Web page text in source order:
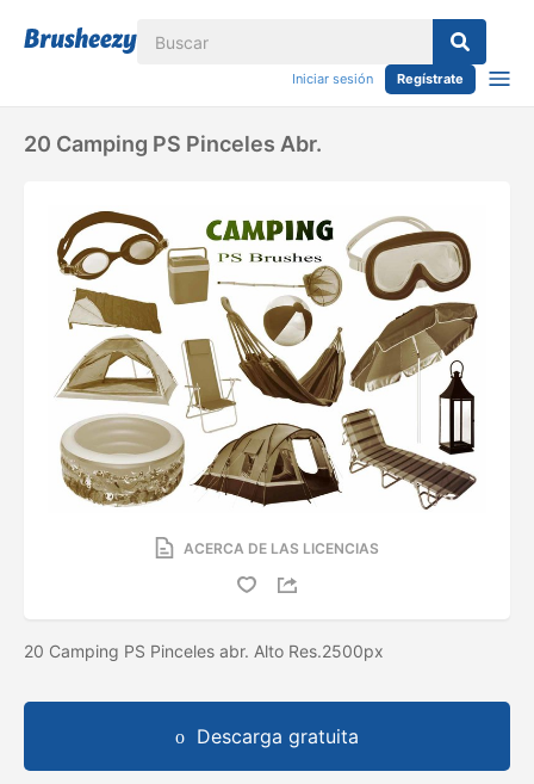
Iniciar sesión Regístrate
20 Camping PS Pinceles Abr.
ACERCA DE LAS LICENCIAS
20 Camping PS Pinceles abr. Alto Res.2500px
Descarga gratuita